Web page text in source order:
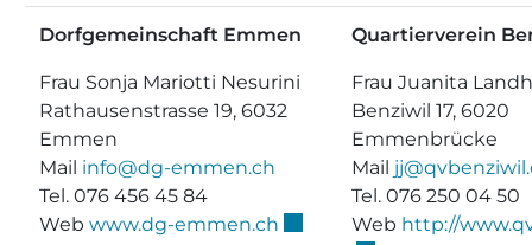
Dorfgemeinschaft Emmen
Frau Sonja Mariotti Nesurini
Rathausenstrasse 19, 6032
Emmen
Mail info@dg-emmen.ch
Tel. 076 456 45 84
Web www.dg-emmen.ch Externer Link wird in
Quartierverein
Frau Juanita
Benziwil 17, 6020
Emmenbrücke
Mail
Tel. 076 250 04 50
Web http://